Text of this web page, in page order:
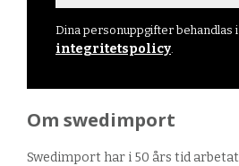
Dina personuppgifter behandlas
integritetspolicy.
Om swedimport
Swedimport har i 50 års tid